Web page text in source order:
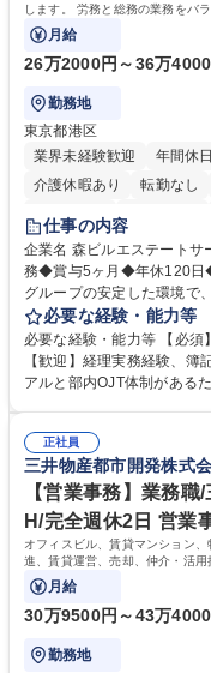
します。 労務と総務の業務をバ
にも挑戦できる、やりがいある環
月給
26万2000円～36万
勤務地
東京都港区
業界未経験歓迎
年間休
介護休暇あり
転勤なし
経験者歓迎
完全週休2日制
交通費支
仕事の内容
企業名 森ビルエステートサービス株式会社 求
務◆賞与5ヶ月◆年休120日◆残業少
グループの安定した環境で
をお任せします。 労務と総
度改定などのコア業務にも挑
理、給与計算、社会保険手
き、社内規定の改定や人事
は部内のOJTを中心に、あ
でも質問・相談できる環境
集職種 【森ビルG】人事
リモート可
必要な経験・能力等
必要な経験・能力等 【必
【歓迎】経理実務経験、
アルと部内OJT体制がある
ます。定型業務に留まら
務に挑戦できるため、自身
きます。 残業少なめ、週1
ち長期活躍できる環境です
キャリアを築きたい」とい
歴・資格 学歴：大学院 大
簿記検定1級 日商簿記検定
正社員
三井物産都市開発株式
【営業事務】業務
H/完全週休2日 営業
オフィスビル、賃貸マンション
進、賃貸運営、売却、仲介・活用
ます。
月給
30万9500円～43万
勤務地